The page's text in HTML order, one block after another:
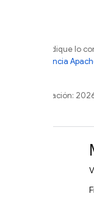
Salvo que se indique lo
licencia
Última actualización: